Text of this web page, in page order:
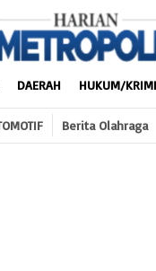
DAERAH HUKUM/
Berita Olahraga